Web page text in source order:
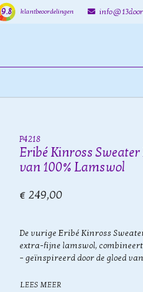
9.8 klantbeoordelingen
P4218
Eribé Kinross
van 100% Lamswol
€ 249,00
De vurige Eribé Kinross
extra-fijne lamswol,
– geïnspireerd door de gloed
LEES MEER